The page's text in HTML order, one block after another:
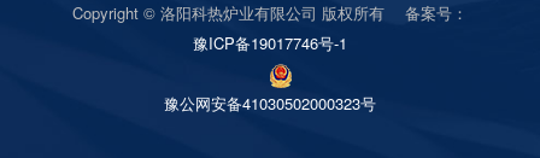
Copyright © 洛阳科热炉业有限公司 版权所有 备案号：
豫ICP备19017746号-1
豫公网安备41030502000323号